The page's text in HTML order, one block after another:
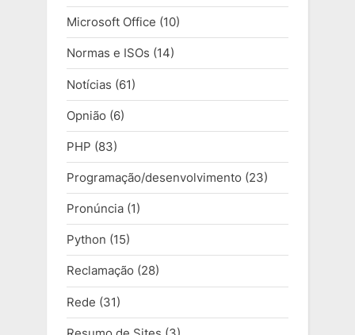
Microsoft Office (10)
Normas e ISOs (14)
Notícias (61)
Opnião (6)
PHP (83)
Programação/desenvolvimento (23)
Pronúncia (1)
Python (15)
Reclamação (28)
Rede (31)